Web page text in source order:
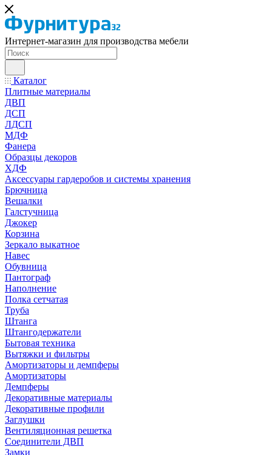
Интернет-магазин для производства мебели
Каталог
Плитные материалы
ДВП
ДСП
ЛДСП
МДФ
Фанера
Образцы декоров
ХДФ
Аксессуары гардеробов и системы хранения
Брючница
Вешалки
Галстучница
Джокер
Корзина
Зеркало выкатное
Навес
Обувница
Пантограф
Наполнение
Полка сетчатая
Труба
Штанга
Штангодержатели
Бытовая техника
Вытяжки и фильтры
Амортизаторы и демпферы
Амортизаторы
Демпферы
Декоративные материалы
Декоративные профили
Заглушки
Вентиляционная решетка
Соединители ДВП
Замки